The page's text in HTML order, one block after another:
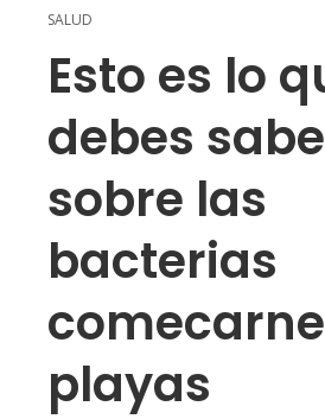
SALUD
Esto es lo
debes
sobre las
bacterias
playas